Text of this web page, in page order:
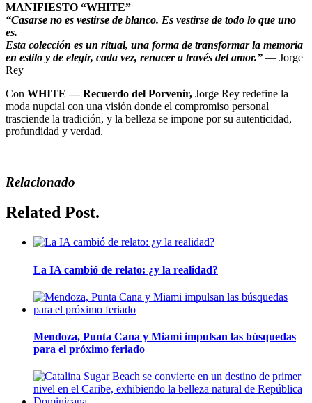
MANIFIESTO “WHITE”
“Casarse no es vestirse de blanco. Es vestirse de todo lo que uno
es.
Esta colección es un ritual, una forma de transformar la memoria
en estilo y de elegir, cada vez, renacer a través del amor.” — Jorge
Rey
Con WHITE — Recuerdo del Porvenir, Jorge Rey redefine la
moda nupcial con una visión donde el compromiso personal
trasciende la tradición, y la belleza se impone por su autenticidad,
profundidad y verdad.
Relacionado
Related Post.
La IA cambió de relato: ¿y la realidad?
Mendoza, Punta Cana y Miami impulsan las búsquedas
para el próximo feriado